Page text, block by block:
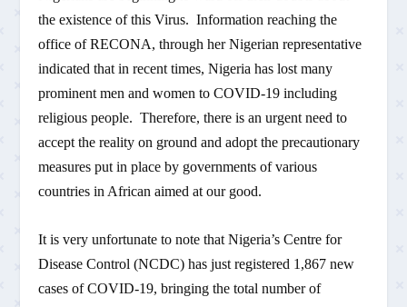
the existence of this Virus. Information reaching the
office of RECONA, through her Nigerian representative
indicated that in recent times, Nigeria has lost many
prominent men and women to COVID-19 including
religious people. Therefore, there is an urgent need to
accept the reality on ground and adopt the precautionary
measures put in place by governments of various
countries in African aimed at our good.
It is very unfortunate to note that Nigeria’s Centre for
Disease Control (NCDC) has just registered 1,867 new
cases of COVID-19, bringing the total number of